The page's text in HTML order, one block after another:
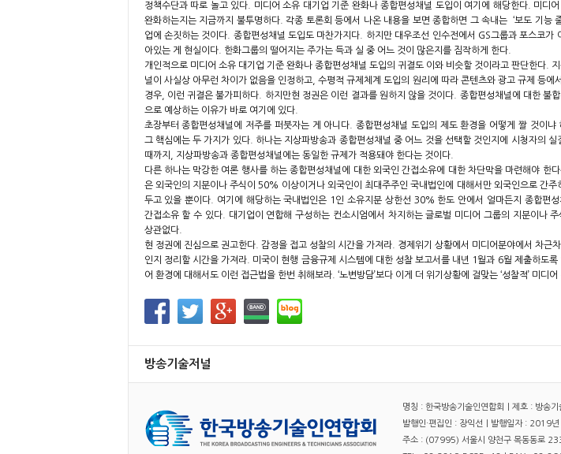
정책수단과 따로 놀고 있다. 미디어 소유 대기업 기준 완화나 종합편성채널 도입이 여기에 해당한다. 미디
완화하는지는 지금까지 불투명하다. 각종 토론회 등에서 나온 내용을 보면 종합하면 그 속내는 ‘보도 기능
업에 손짓하는 것이다. 종합편성채널 도입도 마찬가지다. 하지만 대우조선 인수전에서 GS그룹과 포스코가
아있는 게 현실이다. 한화그룹의 떨어지는 주가는 득과 실 중 어느 것이 많은지를 짐작하게 한다.
개인적으로 미디어 소유 대기업 기준 완화나 종합편성채널 도입의 귀결도 이와 비슷할 것이라고 판단한다.
널이 사실상 아무런 차이가 없음을 인정하고, 수평적 규제체계 도입의 원리에 따라 콘텐츠와 광고 규제 등에
경우, 이런 귀결은 불가피하다. 하지만현 정권은 이런 결과를 원하지 않을 것이다. 종합편성채널에 대한 불
으로 예상하는 이유가 바로 여기에 있다.
초장부터 종합편성채널에 저주를 퍼붓자는 게 아니다. 종합편성채널 도입의 제도 환경을 어떻게 짤 것이냐
그 핵심에는 두 가지가 있다. 하나는 지상파방송과 종합편성채널 중 어느 것을 선택할 것인지에 시청자의 실
때까지, 지상파방송과 종합편성채널에는 동일한 규제가 적용돼야 한다는 것이다.
다른 하나는 막강한 여론 행사를 하는 종합편성채널에 대한 외국인 간접소유에 대한 차단막을 마련해야 한
은 외국인의 지분이나 주식이 50% 이상이거나 외국인이 최대주주인 국내법인에 대해서만 외국인으로 간주
두고 있을 뿐이다. 여기에 해당하는 국내법인은 1인 소유지분 상한선 30% 한도 안에서 얼마든지 종합편성
간접소유 할 수 있다. 대기업이 연합해 구성하는 컨소시엄에서 차지하는 글로벌 미디어 그룹의 지분이나
상관없다.
현 정권에 진심으로 권고한다. 감정을 접고 성찰의 시간을 가져라. 경제위기 상황에서 미디어분야에서 차근
인지 정리할 시간을 가져라. 미국이 현행 금융규제 시스템에 대한 성찰 보고서를 내년 1월과 6월 제출하도록
어 환경에 대해서도 이런 접근법을 한번 취해보라. ‘노변방담’보다 이게 더 위기상황에 걸맞는 ‘성찰적’ 미디어
방송기술저널
명칭 : 한국방송기술인연합회｜제호 : 방송
발행인·편집인 : 장익선｜발행일자 : 2019
주소 : (07995) 서울시 양천구 목동동로